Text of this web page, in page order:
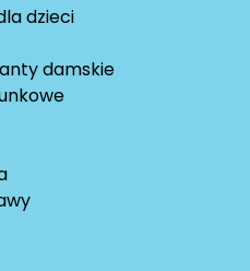
dzieci
damskie